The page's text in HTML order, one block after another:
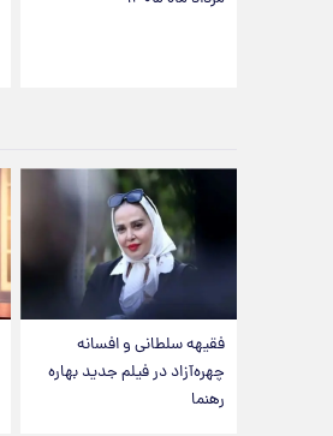
فقیهه سلطانی و افسانه
چهره‌آزاد در فیلم جدید بهاره
رهنما